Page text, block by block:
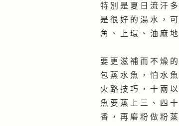
特 別 是 夏 日 流 汗
是 很 好 的 湯 水 ，
角 、 上 環 、 油 麻
要 更 滋 補 而 不 燥
包 蒸 水 魚 ， 怕 水
火 路 技 巧 ， 十 兩
魚 要 蒸 上 三 、 四
香 ， 再 磨 粉 做 粉